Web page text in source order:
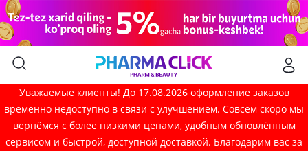
Уважаемые клиенты! До 17.08.2026 оформление заказов
временно недоступно в связи с улучшением. Совсем скоро мы
вернёмся с более низкими ценами, удобным обновлённым
сервисом и быстрой, доступной доставкой. Благодарим вас за